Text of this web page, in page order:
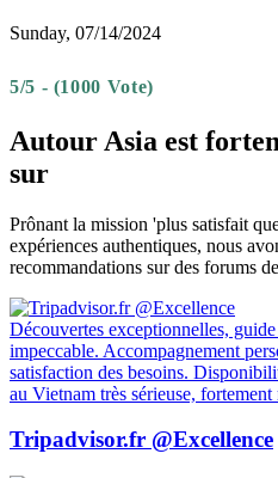
Sunday, 07/14/2024
5/5 - (1000 Vote)
Autour Asia est
sur
Prônant la mission 'plus satisfait
expériences authentiques, nous
recommandations sur des forums
Découvertes exceptionnelles,
impeccable. Accompagnement
satisfaction des besoins.
au Vietnam très sérieuse, fortement
Tripadvisor.fr @Excellence